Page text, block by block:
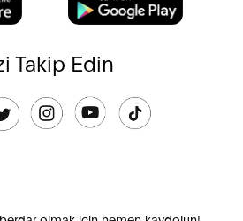
Takip Edin